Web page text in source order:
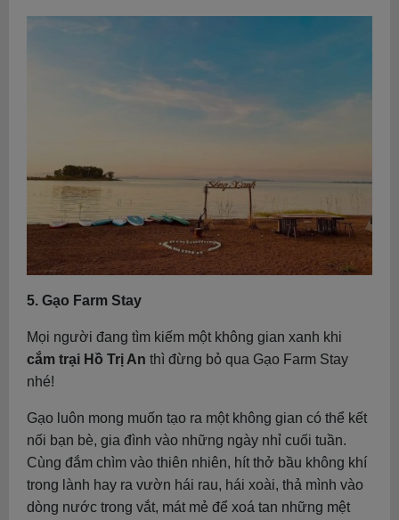
5. Gạo Farm Stay
Mọi người đang tìm kiếm một không gian xanh khi
cắm trại Hồ Trị An thì đừng bỏ qua Gạo Farm Stay
nhé!
Gạo luôn mong muốn tạo ra một không gian có thể kết
nối bạn bè, gia đình vào những ngày nhỉ cuối tuần.
Cùng đắm chìm vào thiên nhiên, hít thở bầu không khí
trong lành hay ra vườn hái rau, hái xoài, thả mình vào
dòng nước trong vắt, mát mẻ để xoá tan những mệt